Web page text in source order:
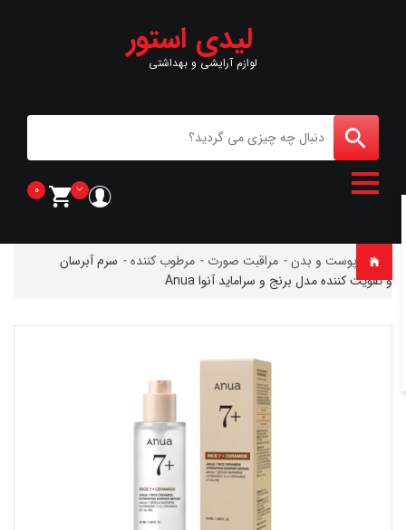
لیدی استور
لوازم آرایشی و بهداشتی
0
خانه پوست و بدن - مراقبت صورت - مرطوب کننده - سرم آبرسان
و تقویت کننده مدل برنج و سراماید آنوا Anua